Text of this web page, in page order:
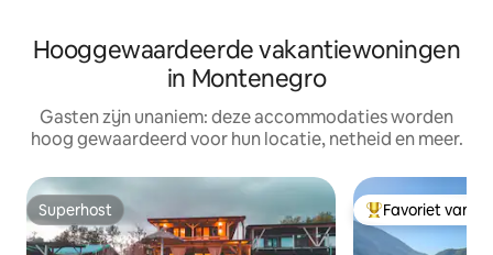
Hooggewaardeerde vakantiewoningen
in Montenegro
Gasten zijn unaniem: deze accommodaties worden
hoog gewaardeerd voor hun locatie, netheid en meer.
Superhost
Superhost Topfavoriet van
Favoriet van